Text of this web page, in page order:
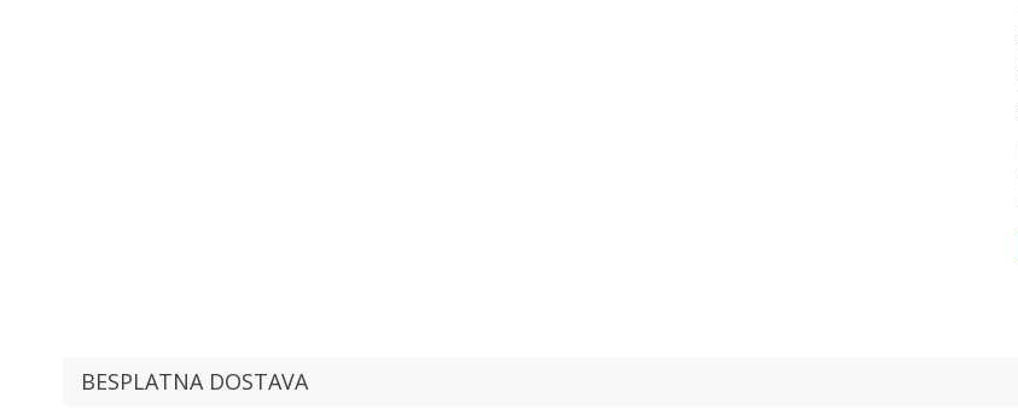
BESPLATNA DOSTAVA